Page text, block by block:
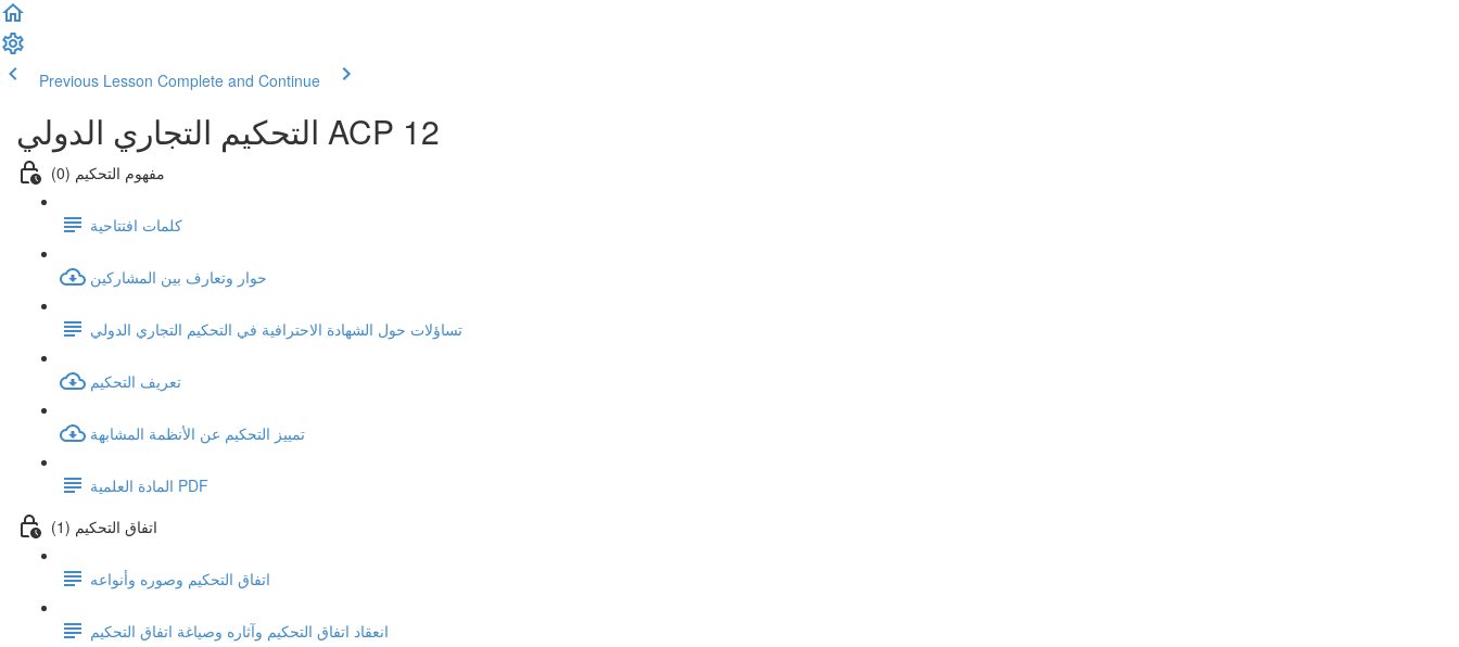
Previous Lesson Complete and Continue
التحكيم التجاري الدولي ACP 12
(0) مفهوم التحكيم
كلمات افتتاحية
حوار وتعارف بين المشاركين
تساؤلات حول الشهادة الاحترافية في التحكيم التجاري الدولي
تعريف التحكيم
تمييز التحكيم عن الأنظمة المشابهة
المادة العلمية PDF
(1) اتفاق التحكيم
اتفاق التحكيم وصوره وأنواعه
انعقاد اتفاق التحكيم وآثاره وصياغة اتفاق التحكيم